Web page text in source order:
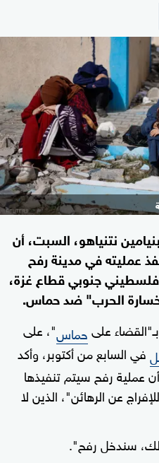
نتنياهو، السبت، أن
عمليته في مدينة رفح
1.4 مليون فلسطيني جنوبي قطاع غزة،
الحرب" ضد حماس.
علىحماس"، على
في السابع من أكتوبر، وأكد
رفح سيتم تنفيذها
عن الرهائن"، الذين لا
سندخل رفح".